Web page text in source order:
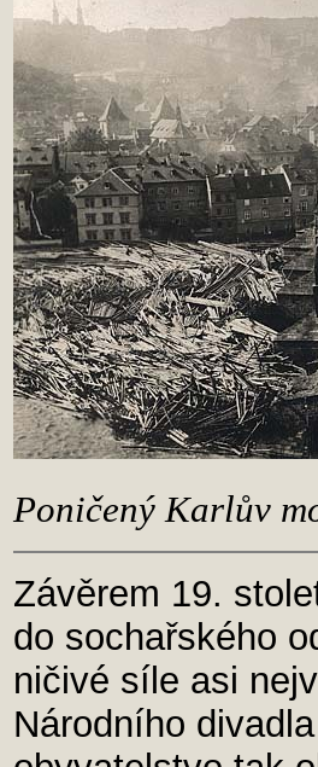
Poničený Karlův
Závěrem 19.
do sochařského
ničivé síle asi
Národního